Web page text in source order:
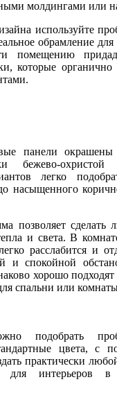
молдингами или
используйте
обрамление
помещению
которые
панели окрашены
бежево-
легко
насыщенного
позволяет сделать
и света. В
расслабится и
и спокойной
хорошо подходят
спальни или
подобрать
цвета, с
практически
для интерьеров в